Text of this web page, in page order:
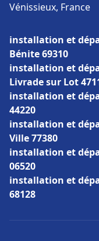
Vénissieux, France
installation et
Bénite 69310
installation et
Livrade sur Lot
installation et
44220
installation et
Ville 77380
installation et
06520
installation et
68128